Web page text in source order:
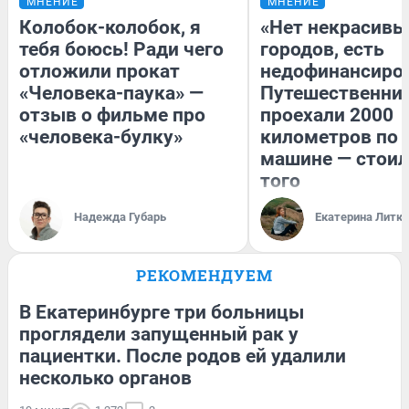
Колобок-колобок, я
тебя боюсь! Ради чего
отложили прокат
«Человека-паука» —
отзыв о фильме про
«человека-булку»
Надежда Губарь
«Нет
городов, есть
проехали 2000
километров по
машине —
того
Екатерина
РЕКОМЕНДУЕМ
В Екатеринбурге три больницы
проглядели запущенный рак у
пациентки. После родов ей удалили
несколько органов